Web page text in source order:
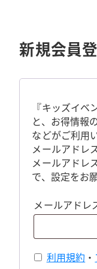
新規会員
『キッズイ
と、お得情報
などがご利用
メールアドレ
メールアドレ
で、設定をお
メールアドレ
利用規約 ・